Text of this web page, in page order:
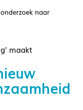
naar
maakt